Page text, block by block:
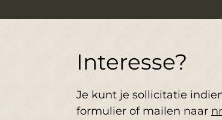
Interesse?
Je kunt je sollicitatie
formulier of mailen naar